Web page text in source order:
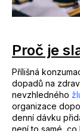
Proč je
Přílišná
dopadů na
nevzhledného
organizace
denní dávku
není to samé, co
D
o
p
o